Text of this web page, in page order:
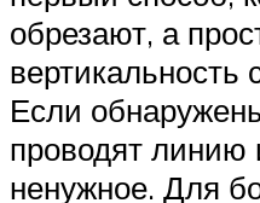
обрезают, а
Если
проводят линию
ненужное. Для